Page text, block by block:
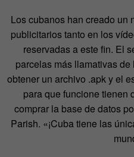
Los cubanos han creado un
publicitarios tanto en los
reservadas a este fin. El
parcelas más llamativas
obtener un archivo .apk y el
para que funcione tienen
comprar la base de datos
Parish. «¡Cuba tiene las